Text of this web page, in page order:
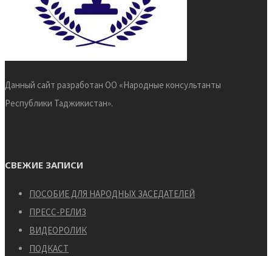
Данный сайт разработан ОО «Народные консультанты
Республики Таджикистан».
СВЕЖИЕ ЗАПИСИ
ПОСОБИЕ ДЛЯ НАРОДНЫХ ЗАСЕДАТЕЛЕЙ
ПРЕСС-РЕЛИЗ
ВИДЕОРОЛИК
ПОДКАСТ